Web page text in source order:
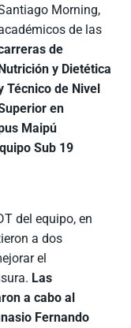
Morning,
de las
de
y Dietética
Técnico de Nivel
en
Maipú
Sub 19
del equipo, en
a dos
el
Las
a cabo al
Fernando